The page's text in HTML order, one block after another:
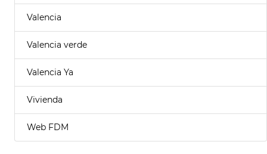
Valencia
Valencia verde
Valencia Ya
Vivienda
Web FDM